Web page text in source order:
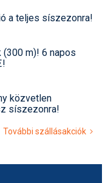
a teljes síszezonra!
(300 m)! 6 napos
közvetlen
síszezonra!
További szállásakciók